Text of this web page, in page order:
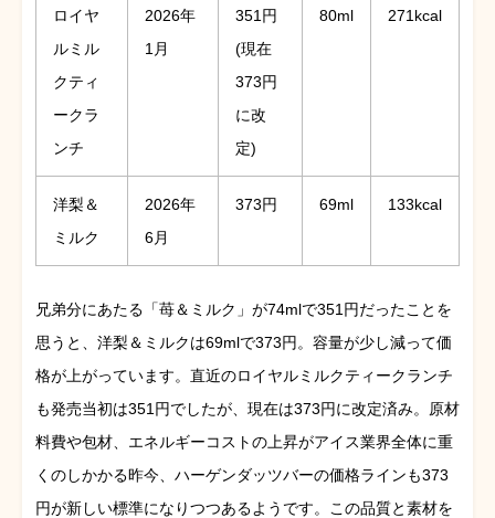
ロイヤ
ルミル
クティ
ークラ
ンチ
2026年
1月
351円
(現在
373円
に改
定)
80ml 271kcal
洋梨＆
ミルク
2026年
6月
373円 69ml 133kcal
兄弟分にあたる「苺＆ミルク」が74mlで351円だったことを
思うと、洋梨＆ミルクは69mlで373円。容量が少し減って価
格が上がっています。直近のロイヤルミルクティークランチ
も発売当初は351円でしたが、現在は373円に改定済み。原材
料費や包材、エネルギーコストの上昇がアイス業界全体に重
くのしかかる昨今、ハーゲンダッツバーの価格ラインも373
円が新しい標準になりつつあるようです。この品質と素材を